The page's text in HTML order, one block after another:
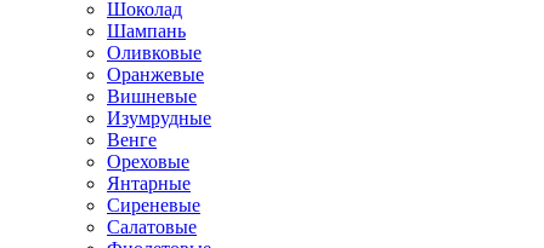
Шоколад
Шампань
Оливковые
Оранжевые
Вишневые
Изумрудные
Венге
Ореховые
Янтарные
Сиреневые
Салатовые